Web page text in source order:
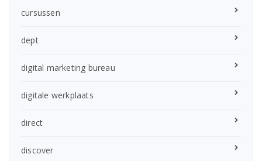
cursussen
dept
digital marketing bureau
digitale werkplaats
direct
discover